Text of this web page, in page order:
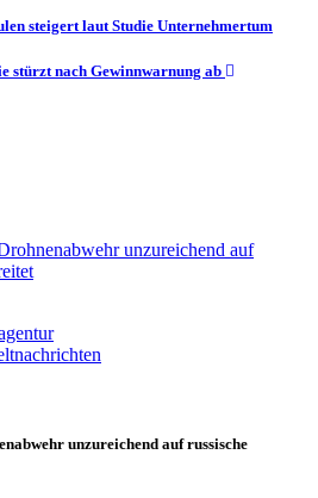
steigert laut Studie Unternehmertum
stürzt nach Gewinnwarnung ab
unzureichend auf russische